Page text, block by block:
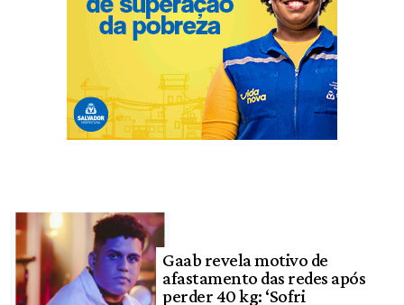
Gaab revela motivo de
afastamento das redes após
perder 40 kg: ‘Sofri